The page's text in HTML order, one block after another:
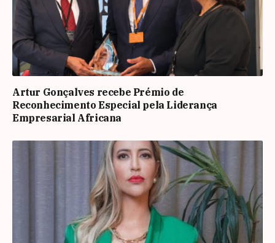
Artur Gonçalves recebe Prémio de
Reconhecimento Especial pela Liderança
Empresarial Africana